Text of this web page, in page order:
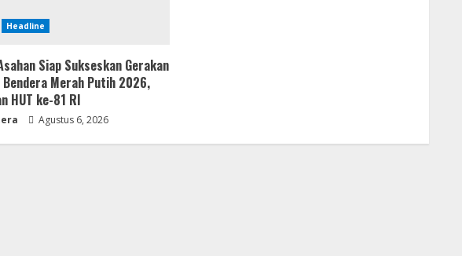
Headline
Siap Sukseskan Gerakan
Bendera Merah Putih 2026,
HUT ke-81 RI
Agustus 6, 2026